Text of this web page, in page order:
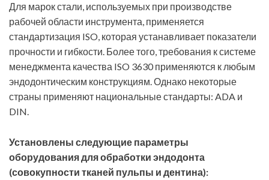
Для марок стали, используемых при производстве
рабочей области инструмента, применяется
стандартизация ISO, которая устанавливает показатели
прочности и гибкости. Более того, требования к системе
менеджмента качества ISO 3630 применяются к любым
эндодонтическим конструкциям. Однако некоторые
страны применяют национальные стандарты: ADA и
DIN.
Установлены следующие параметры
оборудования для обработки эндодонта
(совокупности тканей пульпы и дентина):